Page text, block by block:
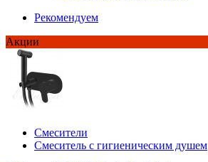
Рекомендуем
Акции
Смесители
Смеситель с гигиеническим душем